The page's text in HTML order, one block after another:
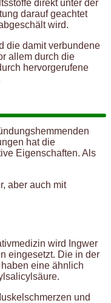
direkt unter der
darauf geachtet
wird.
die damit verbundene
allem durch die
hervorgerufene
hat die
Eigenschaften. Als
aber auch mit
wird Ingwer
eingesetzt. Die in der
eine ähnlich
und